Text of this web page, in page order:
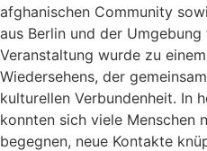
afghanischen Community
aus Berlin und der
Veranstaltung wurde zu
Wiedersehens, der
kulturellen Verbundenheit. In
konnten sich viele Menschen
begegnen, neue Kontakte